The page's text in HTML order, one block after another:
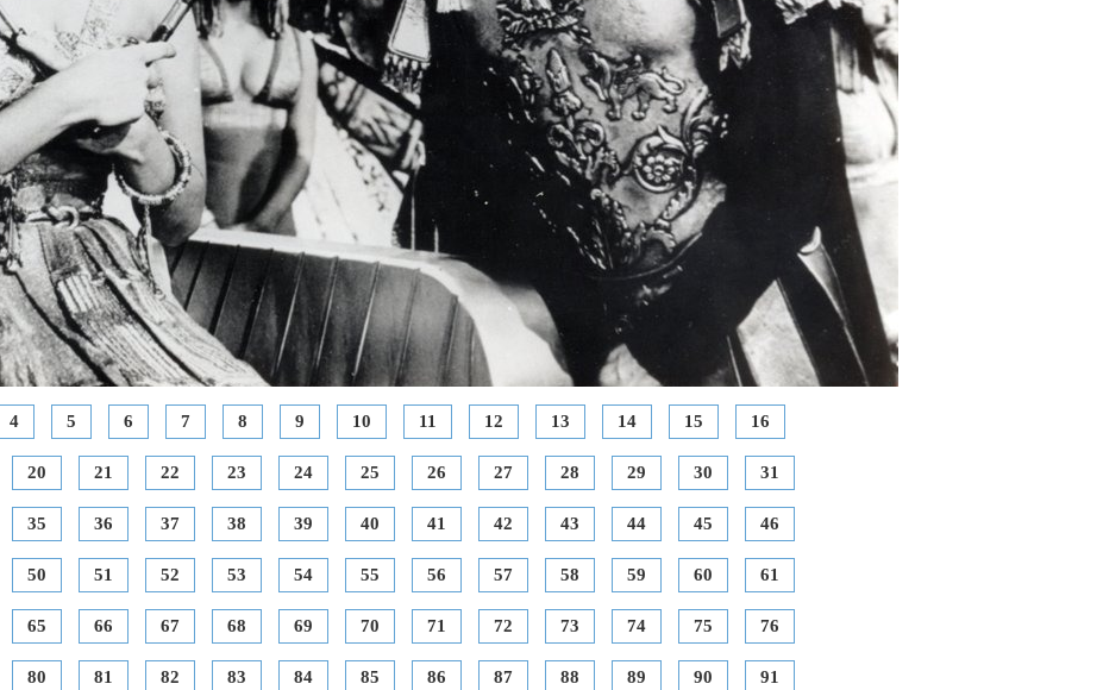
4 5 6 7 8 9 10 11 12 13 14 15 16
20 21 22 23 24 25 26 27 28 29 30 31
35 36 37 38 39 40 41 42 43 44 45 46
50 51 52 53 54 55 56 57 58 59 60 61
65 66 67 68 69 70 71 72 73 74 75 76
80 81 82 83 84 85 86 87 88 89 90 91